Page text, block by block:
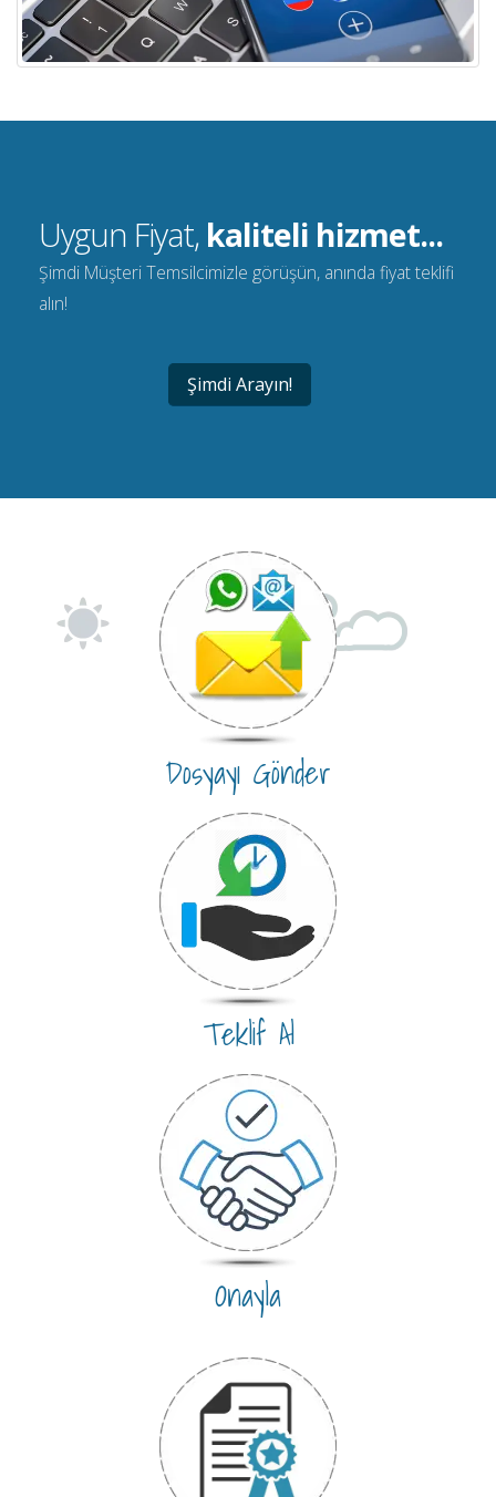
Uygun Fiyat, kaliteli hizmet...
Şimdi Müşteri Temsilcimizle görüşün, anında fiyat teklifi
alın!
Şimdi Arayın!
Dosyayı Gönder
Teklif Al
Onayla